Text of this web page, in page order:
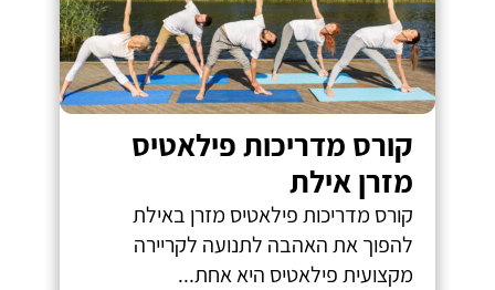
קורס מדריכות פילאטיס
מזרן אילת
קורס מדריכות פילאטיס מזרן באילת
להפוך את האהבה לתנועה לקריירה
מקצועית פילאטיס היא אחת...